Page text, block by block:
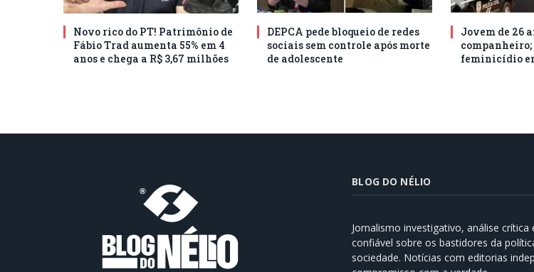
Novo rico do PT! Patrimônio de
Fábio Trad aumenta 55% em 4
anos e chega a R$ 3,67 milhões
DEPCA pede bloqueio de redes
sociais sem controle após morte
de adolescente
Jovem de 26
companheiro;
feminicídio
BLOG DO NÉLIO
Jornalismo investigativo, análise
confiável sobre os bastidores da
sociedade. Notícias com editorias